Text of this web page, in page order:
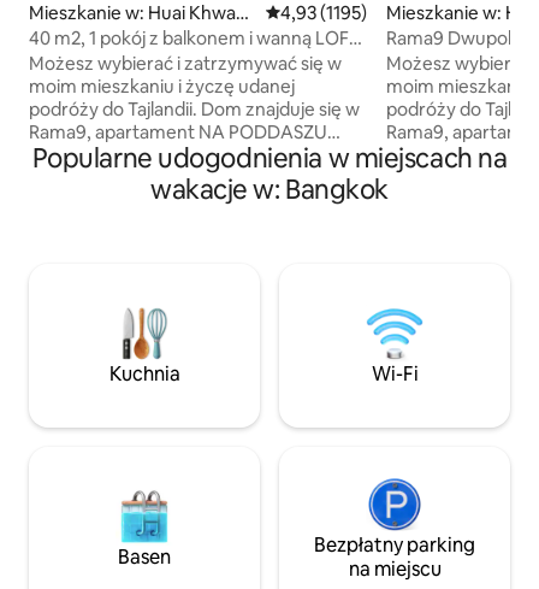
Mieszkanie w: Huai Khwan
g
Średnia ocena: 4,93 na 5, liczba
4,93 (1195)
40 m2, 1 pokój z balkonem i wanną LOFT-
D4 / mieszkanie dla 3 osób / basen na
dachu / blisko RCA / blisko nocnego
targu kolejowego / blisko Tonglor
Możesz wybierać i zatrzymywać się w
moim mieszkaniu i życzę udanej
podróży do Tajlandii. Dom znajduje się w
Rama9, apartament NA PODDASZU
dostarczony w 2024
roku.Pomieszczenie ma około
40 metrów kwadratowych i składa się
domyślnie udostępniane jest tylko łóżko
w sypialni. Jeśli potrzebujesz
dodatkowej rozkładanej sofy, podczas
dokonywania rezerwacji wpisz 3 gości,
z nami, aby nas o tym poinformować.
zameldowaniem.) Cena rezerwacji
obejmuje korzystanie z całej
nieruchomości, a także koszt centrum
fitness, basenu i przestrzeni
Mieszkanie w:
Rama9
duplex LOFT z
basen na dachu /
nocnego targu
Tonglor
Możesz wybierać
moim mieszkaniu
podróży do Tajlandii. Dom znajduje
Rama9,
dostarczony w
około 70 m², w
jadalnię, kuchnię i
łóżko. Jeśli
sofę w salonie,
liczbę osób jako 5
po rezerwacji,
który przygotuje
obejmuje
nieruchomości, a
fitness, basenu i
coworkingowej.
Popularne udogodnienia w miejscach na
wakacje w: Bangkok
Kuchnia Wi-Fi
Basen
Bezpłatny parking
na miejscu